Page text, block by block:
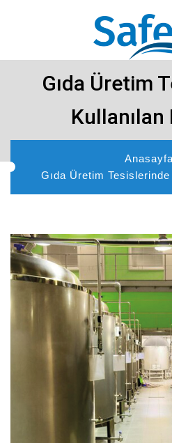
Gıda Üretim
Anasayfa
Gıda Üretim